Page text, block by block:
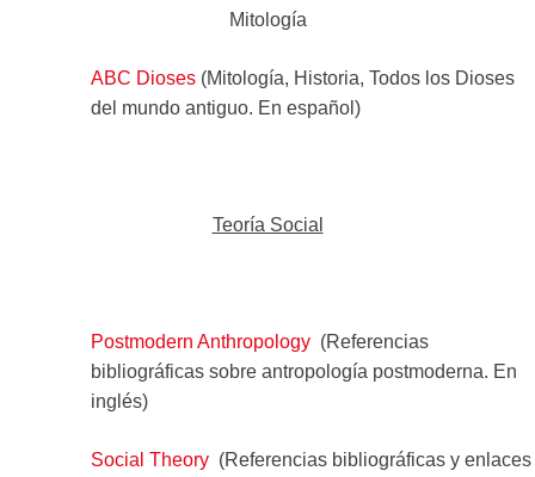
Mitología
ABC Dioses(Mitología, Historia, Todos los Dioses
del mundo antiguo. En español)
Teoría Social
Postmodern Anthropology(Referencias
bibliográficas sobre antropología postmoderna. En
inglés)
Social Theory(Referencias bibliográficas y enlaces